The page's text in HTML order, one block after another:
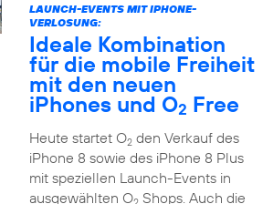
LAUNCH-EVENTS MIT IPHONE-
VERLOSUNG:
Ideale Kombination
für die mobile Freiheit
mit den neuen
iPhones und O2 Free
Heute startet O2den Verkauf des
iPhone 8 sowie des iPhone 8 Plus
mit speziellen Launch-Events in
ausgewählten O Shops. Auch die